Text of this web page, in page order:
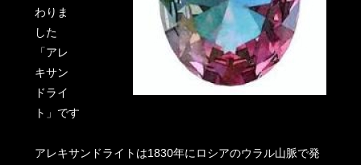
わりま
した
「アレ
キサン
ドライ
ト」です
アレキサンドライトは1830年にロシアのウラル山脈で発